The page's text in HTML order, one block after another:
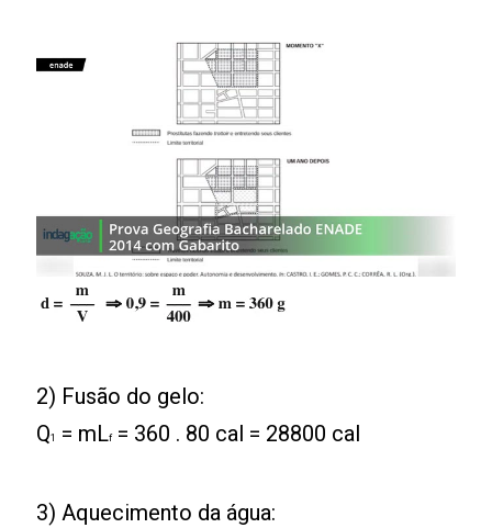
2) Fusão do gelo:
Q1 = mLf= 360 . 80 cal = 28800 cal
3) Aquecimento da água: